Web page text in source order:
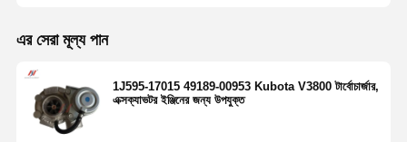
এর সেরা মূল্য পান
1J595-17015 49189-00953 Kubota V3800 টার্বোচার্জার,
এক্সক্যাভটর ইঞ্জিনের জন্য উপযুক্ত